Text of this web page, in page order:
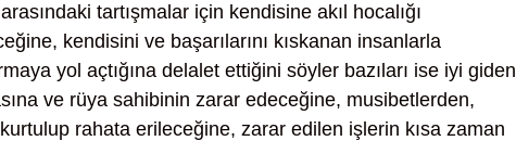
tartışmalar için kendisine akıl hocalığı
kendisini ve başarılarını kıskanan insanlarla
yol açtığına delalet ettiğini söyler bazıları ise iyi giden
ve rüya sahibinin zarar edeceğine, musibetlerden,
rahata erileceğine, zarar edilen işlerin kısa zaman